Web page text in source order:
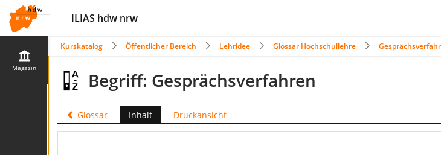
ILIAS hdw nrw
Magazin
Kurskatalog Öffentlicher Bereich Lehridee Glossar Hochschullehre
Begriff: Gesprächsverfahren
Glossar Inhalt Druckansicht